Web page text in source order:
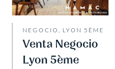
NEGOCIO, LYON 5ÈME
Venta Negocio
Lyon 5ème